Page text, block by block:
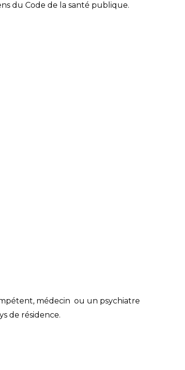
du Code de la santé publique.
médecin ou un psychiatre
de résidence.